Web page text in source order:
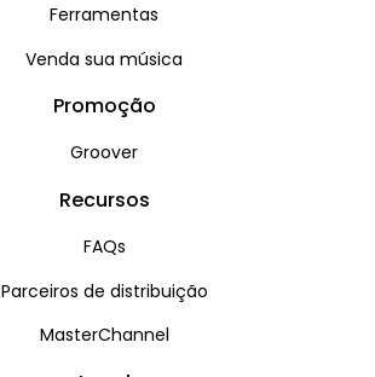
Ferramentas
Venda sua música
Promoção
Groover
Recursos
FAQs
Parceiros de distribuição
MasterChannel